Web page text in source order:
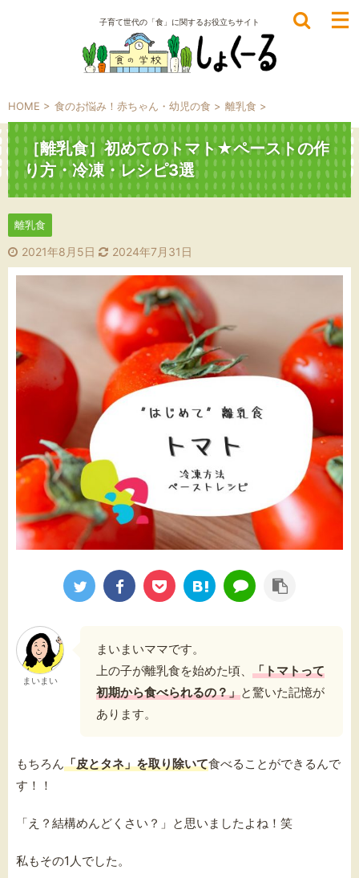
子育て世代の「食」に関するお役立ちサイト
HOME > 食のお悩み！赤ちゃん・幼児の食 > 離乳食 >
［離乳食］初めてのトマト★ペーストの作
り方・冷凍・レシピ3選
離乳食
2021年8月5日 2024年7月31日
まいまい
まいまいママです。
上の子が離乳食を始めた頃、 「トマトって
初期から食べられるの？」と驚いた記憶が
あります。
もちろん「皮とタネ」を取り除いて食べることができるんで
す！！
「え？結構めんどくさい？」と思いましたよね！笑
私もその1人でした。